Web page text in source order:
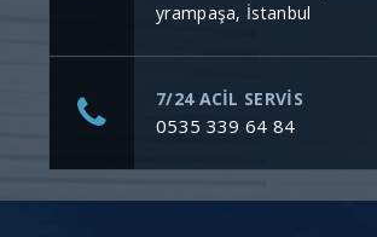
yrampaşa, İstanbul
7/24 ACİL SERVİS
0535 339 64 84